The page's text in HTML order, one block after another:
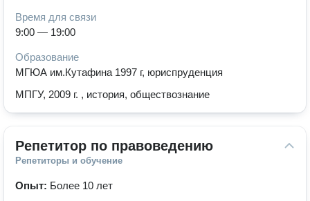
Время для связи
9:00 — 19:00
Образование
МГЮА им.Кутафина 1997 г, юриспруденция
МПГУ, 2009 г. , история, обществознание
Репетитор по правоведению
Репетиторы и обучение
Опыт: Более 10 лет